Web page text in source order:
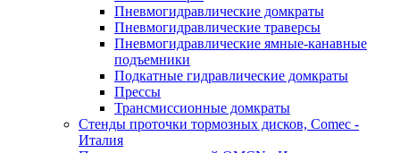
Пневмогидравлические домкраты
Пневмогидравлические траверсы
Пневмогидравлические ямные-канавные
подъемники
Подкатные гидравлические домкраты
Прессы
Трансмиссионные домкраты
Стенды проточки тормозных дисков, Comec -
Италия